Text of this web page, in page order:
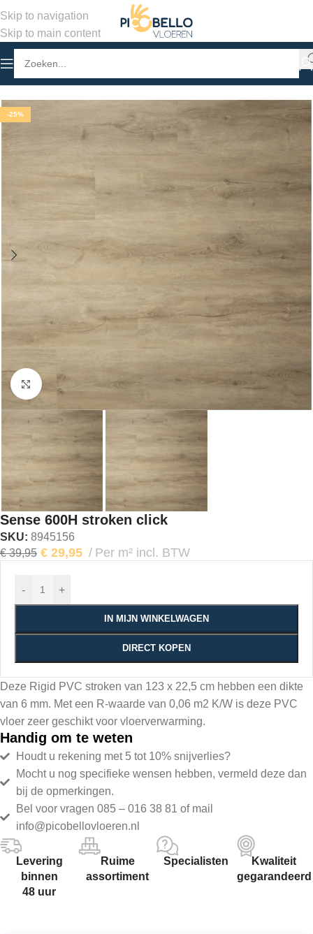
Skip to navigation
Skip to main content
Home/Winkel
-25%
Klik om te vergroten
Sense 600H stroken click
SKU: 8945156
€39,95 € 29,95 Per m² incl. BTW
- +
IN MIJN WINKELWAGEN
DIRECT KOPEN
Deze Rigid PVC stroken van 123 x 22,5 cm hebben een dikte
van 6 mm. Met een R-waarde van 0,06 m2 K/W is deze PVC
vloer zeer geschikt voor vloerverwarming.
Handig om te weten
Houdt u rekening met 5 tot 10% snijverlies?
Mocht u nog specifieke wensen hebben, vermeld deze dan
bij de opmerkingen.
Bel voor vragen 085 – 016 38 81 of mail
info@picobellovloeren.nl
Levering
binnen
48 uur
Ruime
assortiment
Specialisten
Kwaliteit
gegarandeerd